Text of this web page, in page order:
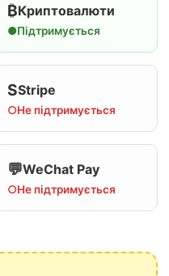
₿Криптовалюти
●Підтримується
SStripe
○Не підтримується
💬WeChat Pay
○Не підтримується